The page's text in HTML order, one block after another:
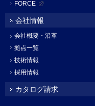
FORCE
会社情報
会社概要・沿革
拠点一覧
技術情報
採用情報
カタログ請求